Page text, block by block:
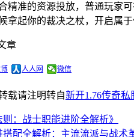
精准的资源投放，普通玩家
拿起你的裁决之杖，开启属于
章
人人网 微信
载请注明转自新开1.76传奇私
：战士职能进阶全解析》
搭配全解析：主流流派与战术